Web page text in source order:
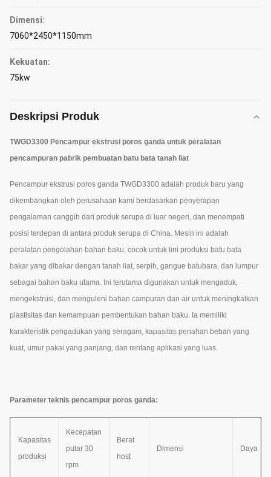
Dimensi:
7060*2450*1150mm
Kekuatan:
75kw
Deskripsi Produk
TWGD3300 Pencampur ekstrusi poros ganda untuk peralatan
pencampuran pabrik pembuatan batu bata tanah liat
Pencampur ekstrusi poros ganda TWGD3300 adalah produk baru yang
dikembangkan oleh perusahaan kami berdasarkan penyerapan
pengalaman canggih dari produk serupa di luar negeri, dan menempati
posisi terdepan di antara produk serupa di China. Mesin ini adalah
peralatan pengolahan bahan baku, cocok untuk lini produksi batu bata
bakar yang dibakar dengan tanah liat, serpih, gangue batubara, dan lumpur
sebagai bahan baku utama. Ini terutama digunakan untuk mengaduk,
mengekstrusi, dan menguleni bahan campuran dan air untuk meningkatkan
plastisitas dan kemampuan pembentukan bahan baku. Ia memiliki
karakteristik pengadukan yang seragam, kapasitas penahan beban yang
kuat, umur pakai yang panjang, dan rentang aplikasi yang luas.
Parameter teknis pencampur poros ganda:
Kapasitas
produksi
Kecepatan
putar 30
rpm
Berat
host
Dimensi Daya